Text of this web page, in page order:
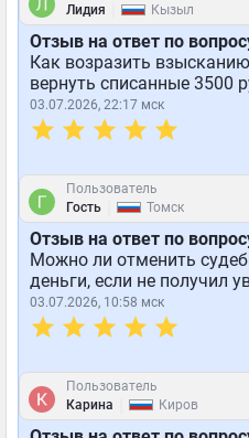
Лидия
Кызыл
Отзыв на ответ по
Как возразить
вернуть списанные 3500
03.07.2026, 22:17 мск
Пользователь
Гость
Томск
Отзыв на ответ по
Можно ли отменить
деньги, если не получил
03.07.2026, 10:58 мск
Пользователь
Карина
Киров